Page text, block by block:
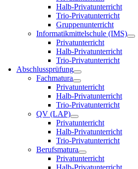
Halb-Privatunterricht
Trio-Privatunterricht
Gruppenunterricht
Informatikmittelschule (IMS)
Privatunterricht
Halb-Privatunterricht
Trio-Privatunterricht
Abschlussprüfung
Fachmatura
Privatunterricht
Halb-Privatunterricht
Trio-Privatunterricht
QV (LAP)
Privatunterricht
Halb-Privatunterricht
Trio-Privatunterricht
Berufsmatura
Privatunterricht
Halb-Privatunterricht